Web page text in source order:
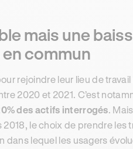
mais une
commun
rejoindre leur lieu de
2020 et 2021. C’est
des actifs interrogés.
le choix de prendre les
dans lequel les usagers